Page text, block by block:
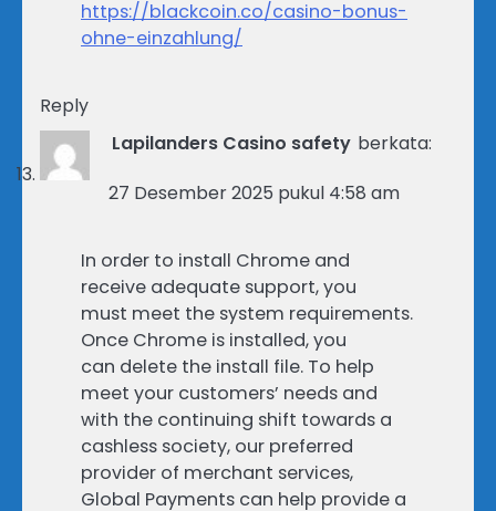
https://blackcoin.co/casino-bonus-
ohne-einzahlung/
Reply
Lapilanders Casino safety berkata:
27 Desember 2025 pukul 4:58 am
In order to install Chrome and
receive adequate support, you
must meet the system requirements.
Once Chrome is installed, you
can delete the install file. To help
meet your customers’ needs and
with the continuing shift towards a
cashless society, our preferred
provider of merchant services,
Global Payments can help provide a